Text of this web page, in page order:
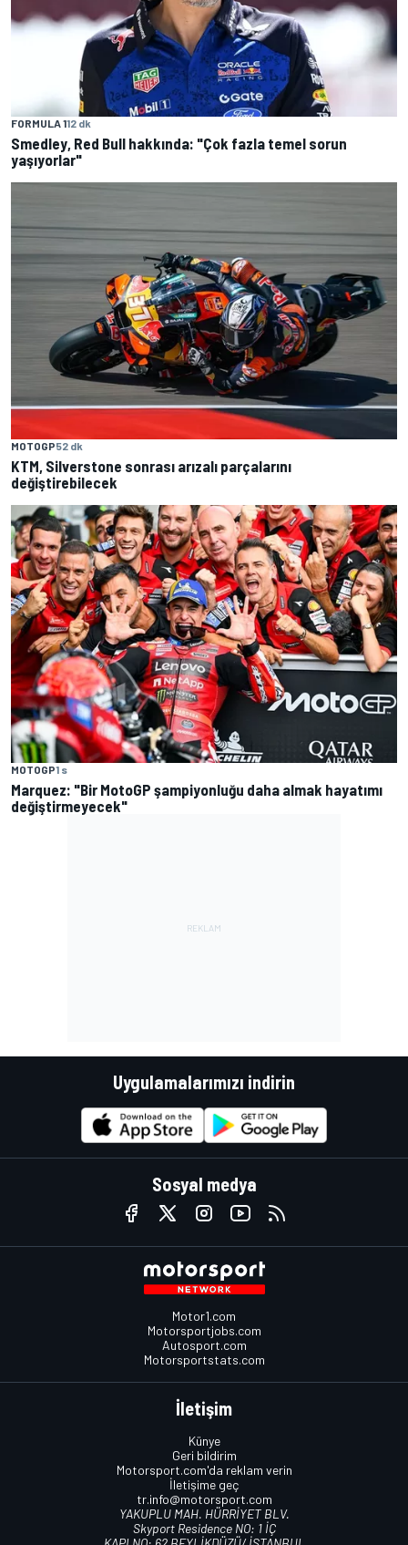
FORMULA 112 dk
Smedley, Red Bull hakkında: "Çok fazla temel sorun
yaşıyorlar"
MOTOGP52 dk
KTM, Silverstone sonrası arızalı parçalarını
değiştirebilecek
MOTOGP1 s
Marquez: "Bir MotoGP şampiyonluğu daha almak hayatımı
değiştirmeyecek"
Uygulamalarımızı indirin
Sosyal medya
Motor1.com
Motorsportjobs.com
Autosport.com
Motorsportstats.com
İletişim
Künye
Geri bildirim
Motorsport.com'da reklam verin
İletişime geç
tr.info@motorsport.com
YAKUPLU MAH. HÜRRİYET BLV.
Skyport Residence NO: 1 İÇ